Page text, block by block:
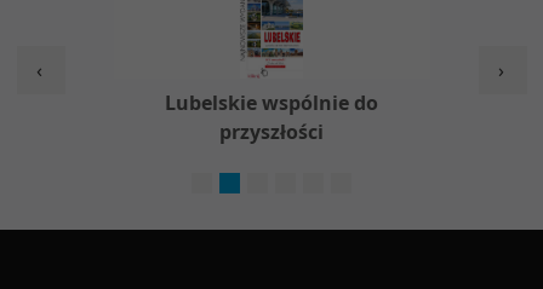
Lubelskie wspólnie do
przyszłości
‹ ›